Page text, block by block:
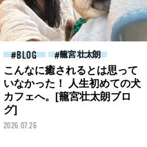
BLOG 籠宮 壮太朗
こんなに癒されるとは思って
いなかった！ 人生初めての犬
カフェへ。[籠宮壮太朗ブロ
グ]
2026.07.26